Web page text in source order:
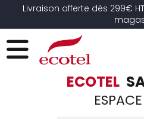
Livraison offerte dès 299€
ECOTEL
Panneau de gestion des cookies